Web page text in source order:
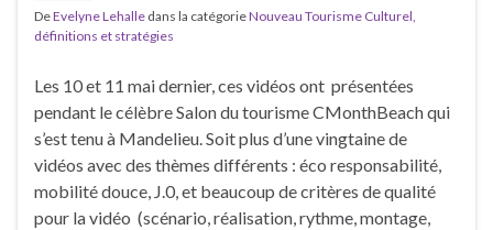
DeEvelyne Lehalle dans la catégorieNouveau Tourisme Culturel,
définitions et stratégies
Les 10 et 11 mai dernier, ces vidéos ont présentées
pendant le célèbre Salon du tourisme CMonthBeach qui
s’est tenu à Mandelieu. Soit plus d’une vingtaine de
vidéos avec des thèmes différents : éco responsabilité,
mobilité douce, J.0, et beaucoup de critères de qualité
pour la vidéo (scénario, réalisation, rythme, montage,